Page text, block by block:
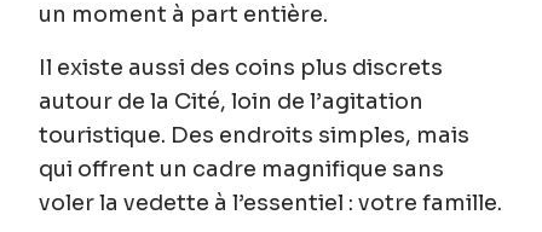
un moment à part entière.
Il existe aussi des coins plus discrets
autour de la Cité, loin de l’agitation
touristique. Des endroits simples, mais
qui offrent un cadre magnifique sans
voler la vedette à l’essentiel : votre famille.